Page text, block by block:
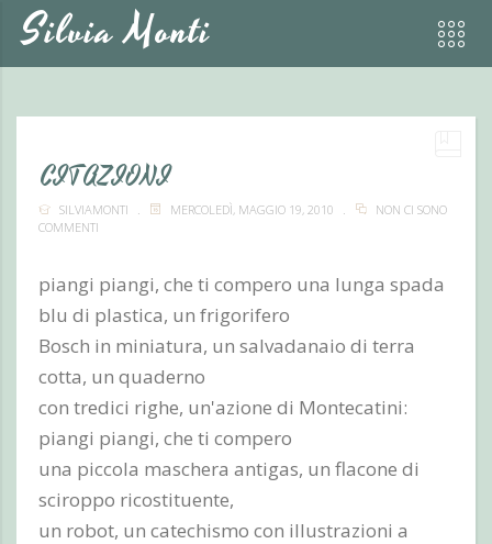
Silvia Monti
CITAZIONI
SILVIAMONTI MERCOLEDÌ, MAGGIO 19, 2010
NON CI SONO
COMMENTI
piangi piangi, che ti compero una lunga spada
blu di plastica, un frigorifero
Bosch in miniatura, un salvadanaio di terra
cotta, un quaderno
con tredici righe, un'azione di Montecatini:
piangi piangi, che ti compero
una piccola maschera antigas, un flacone di
sciroppo ricostituente,
un robot, un catechismo con illustrazioni a